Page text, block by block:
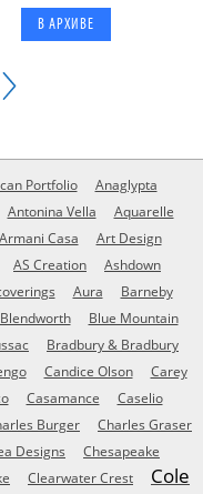
В АРХИВЕ
Portfolio
Anaglypta
Antonina Vella
Aquarelle
Armani Casa Art Design
AS Creation
Ashdown
Aura
Barneby
Blendworth Blue Mountain
Bradbury & Bradbury
Candice Olson
Carey
Casamance
Caselio
Burger
Charles Graser
Designs
Chesapeake
Clearwater Crest
Cole